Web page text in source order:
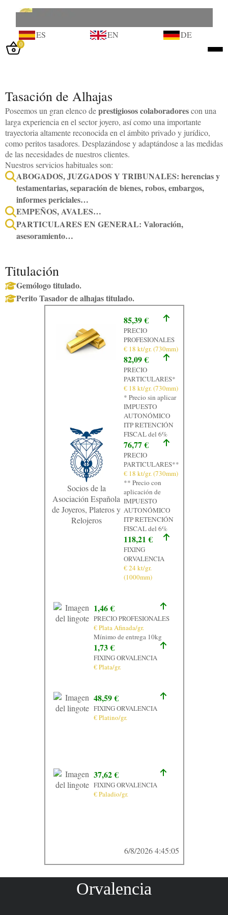
ES EN DE
0
Tasación
Joyas
Tasación de Alhajas
Poseemos un gran elenco deprestigiosos colaboradorescon una
larga experiencia en el sector joyero, así como una importante
trayectoria altamente reconocida en el ámbito privado y jurídico,
como peritos tasadores. Desplazándose y adaptándose a las medidas
de las necesidades de nuestros clientes.
Nuestros servicios habituales son:
ABOGADOS, JUZGADOS Y TRIBUNALES: herencias y
testamentarias, separación de bienes, robos, embargos,
informes periciales…
EMPEÑOS, AVALES…
PARTICULARES EN GENERAL: Valoración,
asesoramiento…
Titulación
Gemólogo titulado.
Perito Tasador de alhajas titulado.
Socios de la
Asociación Española
de Joyeros, Plateros y
Relojeros
85,39 €
PRECIO
PROFESIONALES
€ 18 kt/gr. (730mm)
82,09 €
PRECIO
PARTICULARES*
€ 18 kt/gr. (730mm)
* Precio sin aplicar
IMPUESTO
AUTONÓMICO
ITP RETENCIÓN
FISCAL del 6%
76,77 €
PRECIO
PARTICULARES**
€ 18 kt/gr. (730mm)
** Precio con
aplicación de
IMPUESTO
AUTONÓMICO
ITP RETENCIÓN
FISCAL del 6%
118,21 €
FIXING
ORVALENCIA
€ 24 kt/gr.
(1000mm)
1,46 €
PRECIO PROFESIONALES
€ Plata Afinada/gr.
Mínimo de entrega 10kg
1,73 €
FIXING ORVALENCIA
€ Plata/gr.
48,59 €
FIXING ORVALENCIA
€ Platino/gr.
37,62 €
FIXING ORVALENCIA
€ Paladio/gr.
6/8/2026 4:45:05
Orvalencia